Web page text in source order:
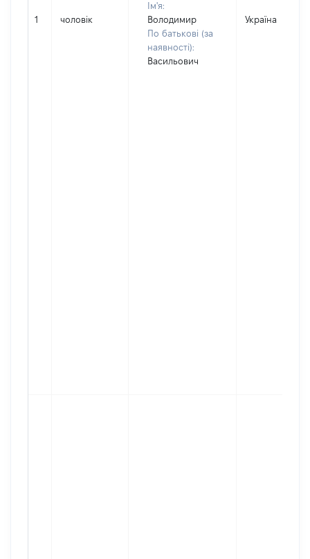
1 чоловік
Ім'я:
Володимир
По батькові (за
наявності):
Васильович
Україна